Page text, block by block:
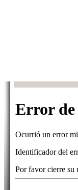
Error
Ocurrió un error
Identificador del
Por favor cierre su